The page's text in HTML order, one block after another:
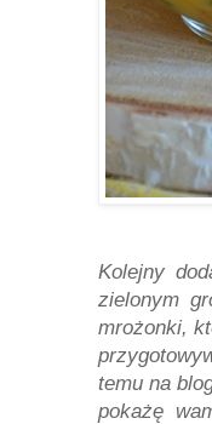
Kolejny
zielonym
mrożonki,
temu na
pokażę